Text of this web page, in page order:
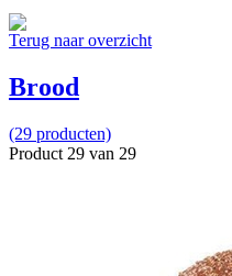
Terug naar overzicht
Brood
(29 producten)
Product 29 van 29